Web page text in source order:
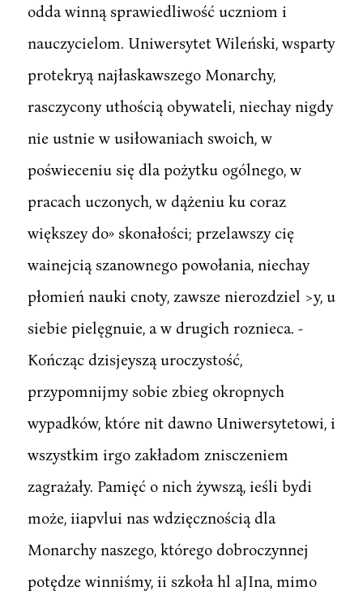
odda winną sprawiedliwość uczniom i
nauczycielom. Uniwersytet Wileński, wsparty
protekryą najłaskawszego Monarchy,
rasczycony uthością obywateli, niechay nigdy
nie ustnie w usiłowaniach swoich, w
poświeceniu się dla pożytku ogólnego, w
pracach uczonych, w dążeniu ku coraz
większey do» skonałości; przelawszy cię
wainejcią szanownego powołania, niechay
płomień nauki cnoty, zawsze nierozdziel >y, u
siebie pielęgnuie, a w drugich roznieca. -
Kończąc dzisjeyszą uroczystość,
przypomnijmy sobie zbieg okropnych
wypadków, które nit dawno Uniwersytetowi, i
wszystkim irgo zakładom znisczeniem
zagrażały. Pamięć o nich żywszą, ieśli bydi
może, iiapvlui nas wdzięcznością dla
Monarchy naszego, którego dobroczynnej
potędze winniśmy, ii szkoła hl aJIna, mimo